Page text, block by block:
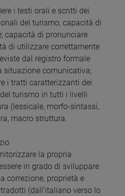
i testi orali e scritti dei
del turismo; capacità di
capacità di pronunciare
di utilizzare correttamente
dal registro formale
situazione comunicativa;
i tratti caratterizzanti dei
turismo in tutti i livelli
(lessicale, morfo-sintassi,
macro struttura.
la propria
in grado di sviluppare
correzione, proprietà e
(dall’italiano verso lo